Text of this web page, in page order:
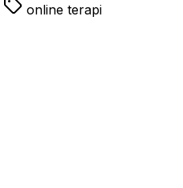
online terapi